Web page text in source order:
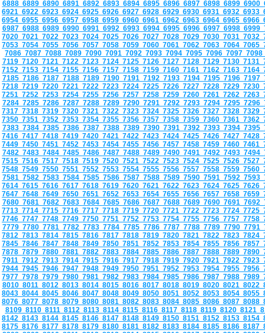
6888 6889 6890 6891 6892 6893 6894 6895 6896 6897 6898 6899 6900
6921 6922 6923 6924 6925 6926 6927 6928 6929 6930 6931 6932 6933
6954 6955 6956 6957 6958 6959 6960 6961 6962 6963 6964 6965 6966
6987 6988 6989 6990 6991 6992 6993 6994 6995 6996 6997 6998 6999
7020 7021 7022 7023 7024 7025 7026 7027 7028 7029 7030 7031 7032
7053 7054 7055 7056 7057 7058 7059 7060 7061 7062 7063 7064 7065
7086 7087 7088 7089 7090 7091 7092 7093 7094 7095 7096 7097
7119 7120 7121 7122 7123 7124 7125 7126 7127 7128 7129 7130 7131
7152 7153 7154 7155 7156 7157 7158 7159 7160 7161 7162 7163 7164
7185 7186 7187 7188 7189 7190 7191 7192 7193 7194 7195 7196 7197
7218 7219 7220 7221 7222 7223 7224 7225 7226 7227 7228 7229 7230
7251 7252 7253 7254 7255 7256 7257 7258 7259 7260 7261 7262 7263
7284 7285 7286 7287 7288 7289 7290 7291 7292 7293 7294 7295 7296
7317 7318 7319 7320 7321 7322 7323 7324 7325 7326 7327 7328 7329
7350 7351 7352 7353 7354 7355 7356 7357 7358 7359 7360 7361 7362
7383 7384 7385 7386 7387 7388 7389 7390 7391 7392 7393 7394 7395
7416 7417 7418 7419 7420 7421 7422 7423 7424 7425 7426 7427 7428
7449 7450 7451 7452 7453 7454 7455 7456 7457 7458 7459 7460 7461
7482 7483 7484 7485 7486 7487 7488 7489 7490 7491 7492 7493 7494
7515 7516 7517 7518 7519 7520 7521 7522 7523 7524 7525 7526 7527
7548 7549 7550 7551 7552 7553 7554 7555 7556 7557 7558 7559 7560
7581 7582 7583 7584 7585 7586 7587 7588 7589 7590 7591 7592 7593
7614 7615 7616 7617 7618 7619 7620 7621 7622 7623 7624 7625 7626
7647 7648 7649 7650 7651 7652 7653 7654 7655 7656 7657 7658 7659
7680 7681 7682 7683 7684 7685 7686 7687 7688 7689 7690 7691 7692
7713 7714 7715 7716 7717 7718 7719 7720 7721 7722 7723 7724 7725
7746 7747 7748 7749 7750 7751 7752 7753 7754 7755 7756 7757 7758
7779 7780 7781 7782 7783 7784 7785 7786 7787 7788 7789 7790 7791
7812 7813 7814 7815 7816 7817 7818 7819 7820 7821 7822 7823 7824
7845 7846 7847 7848 7849 7850 7851 7852 7853 7854 7855 7856 7857
7878 7879 7880 7881 7882 7883 7884 7885 7886 7887 7888 7889 7890
7911 7912 7913 7914 7915 7916 7917 7918 7919 7920 7921 7922 7923
7944 7945 7946 7947 7948 7949 7950 7951 7952 7953 7954 7955 7956
7977 7978 7979 7980 7981 7982 7983 7984 7985 7986 7987 7988 7989
8010 8011 8012 8013 8014 8015 8016 8017 8018 8019 8020 8021 8022
8043 8044 8045 8046 8047 8048 8049 8050 8051 8052 8053 8054 8055
8076 8077 8078 8079 8080 8081 8082 8083 8084 8085 8086 8087 8088
8109 8110 8111 8112 8113 8114 8115 8116 8117 8118 8119 8120 8121
8142 8143 8144 8145 8146 8147 8148 8149 8150 8151 8152 8153 8154
8175 8176 8177 8178 8179 8180 8181 8182 8183 8184 8185 8186 8187